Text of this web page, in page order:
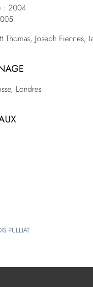
: 2004
Thomas, Joseph Fiennes,
Londres
PULLIAT